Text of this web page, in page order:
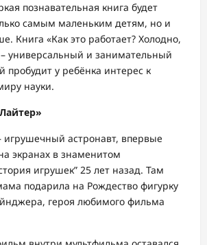
познавательная книга будет
самым маленьким детям, но и
Книга «Как это работает? Холодно,
– универсальный и занимательный
пробудит у ребёнка интерес к
науки.
астронавт, впервые
экранах в знаменитом
игрушек” 25 лет назад. Там
подарила на Рождество фигурку
героя любимого фильма